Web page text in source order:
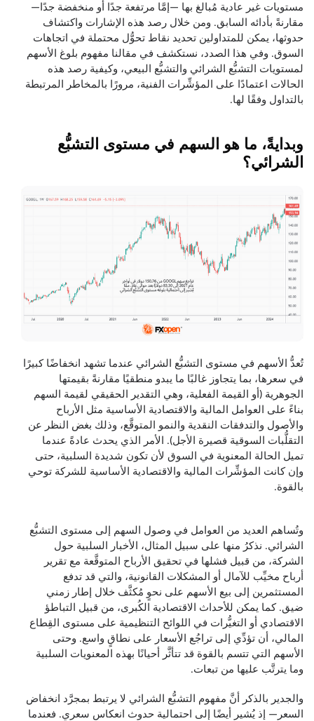
مستويات غير عادية مُبالغ بها —إمَّا مرتفعة جدًا أو منخفضة جدًا—
مقارنةً بأدائه السابق. ومن خلال رصد هذه الإشارات واكتشاف
حدوثها، يمكن للمتداولين تحديد نقاط تحوُّل محتملة في اتجاهات
السوق. وفي هذا الصدد، نستكشف في مقالنا مفهوم بلوغ الأسهم
لمستويات التشبُّع الشرائي والتشبُّع البيعي، وكيفية رصد هذه
الحالات اعتمادًا على المؤشِّرات الفنية، مرورًا بالمخاطر المرتبطة
بالتداول وفقًا لها.
وبدايةً، ما هو السهم في مستوى التشبُّع
الشرائي؟
تُعدُّ الأسهم في مستوى التشبُّع الشرائي عندما تشهد انخفاضًا كبيرًا
في سعرها، بما يتجاوز غالبًا ما يبدو منطقيًا مقارنةً بقيمتها
الجوهرية (أو القيمة الفعلية، وهي التقدير الحقيقي لقيمة السهم
بناءً على العوامل المالية والاقتصادية الأساسية مثل الأرباح
والأصول والتدفقات النقدية والنمو المتوقَّع، وذلك بغض النظر عن
التقلُّبات السوقية قصيرة الأجل). الأمر الذي يحدث عادةً عندما
تميل الحالة المعنوية في السوق لأن تكون شديدة السلبية، حتى
وإن كانت المؤشِّرات المالية والاقتصادية الأساسية للشركة توحي
بالقوة.
وتُساهم العديد من العوامل في وصول السهم إلى مستوى التشبُّع
الشرائي. نذكرُ منها على سبيل المثال، الأخبار السلبية حول
الشركة، من قبيل فشلها في تحقيق الأرباح المتوقَّعة مع تقرير
أرباح مخيِّب للآمال أو المشكلات القانونية، والتي قد تدفع
المستثمرين إلى بيع الأسهم على نحوٍ مُكثَّف خلال إطار زمني
ضيق. كما يمكن للأحداث الاقتصادية الكُبرى، من قبيل التباطؤ
الاقتصادي أو التغيُّرات في اللوائح التنظيمية على مستوى القِطاع
المالي، أن تؤدِّي إلى تراجُع الأسعار على نطاقٍ واسع. وحتى
الأسهم التي تتسم بالقوة قد تتأثَّر أحيانًا بهذه المعنويات السلبية
وما يترتَّب عليها من تبعات.
والجدير بالذكر أنَّ مفهوم التشبُّع الشرائي لا يرتبط بمجرَّد انخفاض
السعر— إذ يُشير أيضًا إلى احتمالية حدوث انعكاس سعري. فعندما